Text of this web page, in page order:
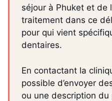
séjour à Phuket et de
traitement dans ce
pour qui vient
dentaires.
En contactant la
possible d’envoyer
ou une description